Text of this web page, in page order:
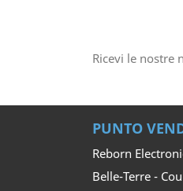
Ricevi le nostre
PUNTO
Reborn
Belle-Terre -